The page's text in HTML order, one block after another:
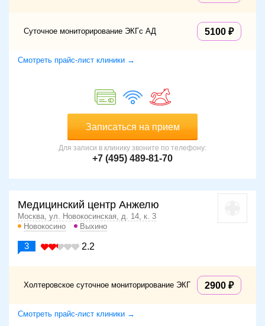
Суточное мониторирование ЭКГс АД 5100
Смотреть прайс-лист клиники →
Записаться на прием
Для записи в клинику звоните по телефону:
+7 (495) 489-81-70
Медицинский центр Анжелю
Москва, ул. Новокосинская, д. 14, к. 3
Новокосино
Выхино
3 2.2
Холтеровское суточное мониторирование ЭКГ 2900
Смотреть прайс-лист клиники →